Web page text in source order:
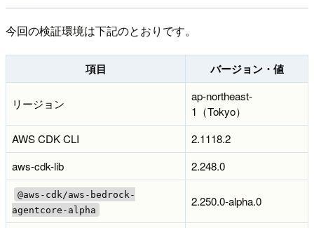
今回の検証環境は下記のとおりです。
項目 バージョン・値
リージョン
ap-northeast-
1（Tokyo）
AWS CDK CLI
2.1118.2
aws-cdk-lib
2.248.0
@aws-cdk/aws-bedrock-
agentcore-alpha
2.250.0-alpha.0